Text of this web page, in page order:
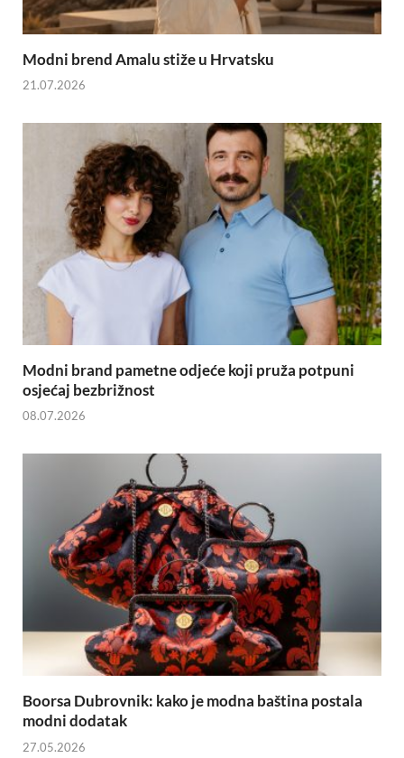
Modni brend Amalu stiže u Hrvatsku
21.07.2026
Modni brand pametne odjeće koji pruža potpuni
osjećaj bezbrižnost
08.07.2026
Boorsa Dubrovnik: kako je modna baština postala
modni dodatak
27.05.2026